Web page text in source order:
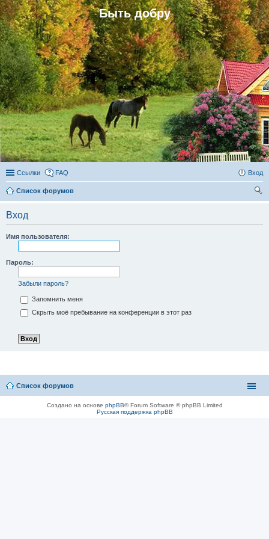
Быть добру
Ссылки FAQ Вход
Список форумов
Вход
Имя пользователя:
Пароль:
Забыли пароль?
Запомнить меня
Скрыть моё пребывание на конференции в этот раз
Список форумов
Создано на основе phpBB® Forum Software © phpBB Limited
Русская поддержка phpBB